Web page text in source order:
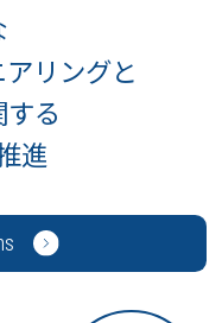
リングと
する
進